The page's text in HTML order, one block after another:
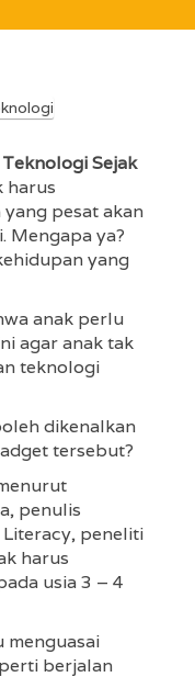
Sejak
harus
pesat akan
Mengapa ya?
yang
anak perlu
agar anak tak
teknologi
dikenalkan
tersebut?
penulis
peneliti
harus
usia 3 – 4
menguasai
berjalan